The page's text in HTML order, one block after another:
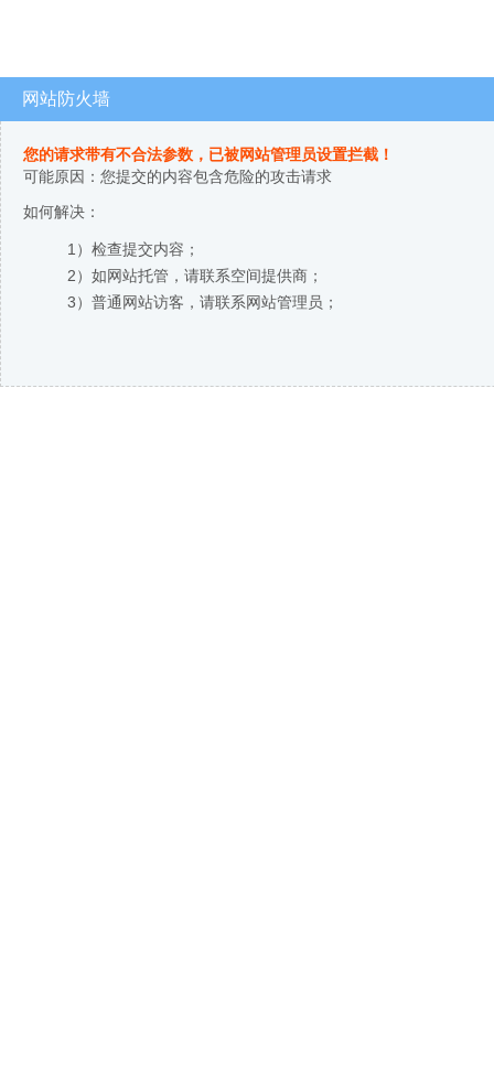
网站防火墙
您的请求带有不合法参数，已被网站管理员设置拦截！
可能原因：您提交的内容包含危险的攻击请求
如何解决：
1）检查提交内容；
2）如网站托管，请联系空间提供商；
3）普通网站访客，请联系网站管理员；